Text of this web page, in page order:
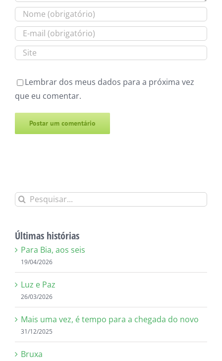
Lembrar dos meus dados para a próxima vez
que eu comentar.
Buscar
Últimas histórias
Para Bia, aos seis
19/04/2026
Luz e Paz
26/03/2026
Mais uma vez, é tempo para a chegada do novo
31/12/2025
Bruxa